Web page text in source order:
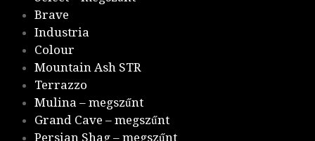
Brave
Industria
Colour
Mountain Ash STR
Terrazzo
Mulina – megszűnt
Grand Cave – megszűnt
Persian Shag – megszűnt